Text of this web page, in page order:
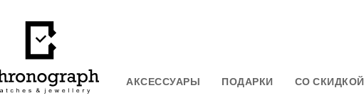
АКСЕССУАРЫ ПОДАРКИ СО СКИДКОЙ